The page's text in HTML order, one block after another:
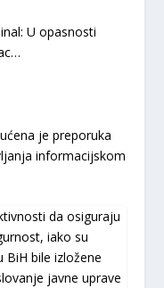
je preporuka
informacijskom
da osiguraju
iako su
BiH bile izložene
javne uprave